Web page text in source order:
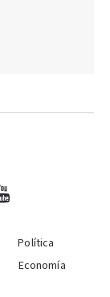
Política
Economía